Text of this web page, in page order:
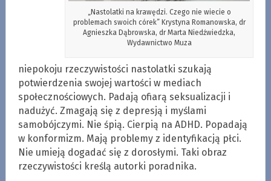
„Nastolatki na krawędzi. Czego nie wiecie o
problemach swoich córek” Krystyna Romanowska, dr
Agnieszka Dąbrowska, dr Marta Niedźwiedzka,
Wydawnictwo Muza
niepokoju rzeczywistości nastolatki szukają
potwierdzenia swojej wartości w mediach
społecznościowych. Padają ofiarą seksualizacji i
nadużyć. Zmagają się z depresją i myślami
samobójczymi. Nie śpią. Cierpią na ADHD. Popadają
w konformizm. Mają problemy z identyfikacją płci.
Nie umieją dogadać się z dorosłymi. Taki obraz
rzeczywistości kreślą autorki poradnika.